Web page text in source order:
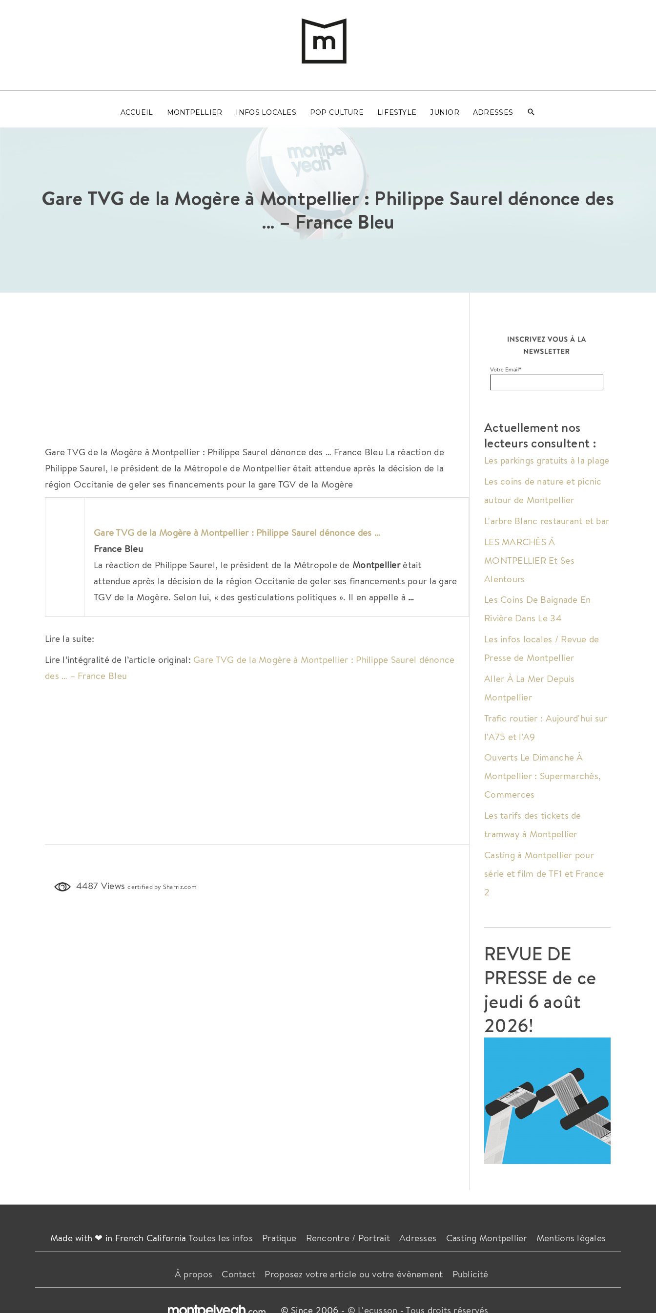
ACCUEIL MONTPELLIER INFOS LOCALES POP CULTURE LIFESTYLE JUNIOR ADRESSES
Gare TVG de la Mogère à Montpellier : Philippe Saurel dénonce des
… – France Bleu
Gare TVG de la Mogère à Montpellier : Philippe Saurel dénonce des … France Bleu La réaction de
Philippe Saurel, le président de la Métropole de Montpellier était attendue après la décision de la
région Occitanie de geler ses financements pour la gare TGV de la Mogère
Gare TVG de la Mogère à Montpellier: Philippe Saurel dénonce des …
France Bleu
La réaction de Philippe Saurel, le président de la Métropole de Montpellierétait
attendue après la décision de la région Occitanie de geler ses financements pour la gare
TGV de la Mogère. Selon lui, « des gesticulations politiques ». Il en appelle à …
Lire la suite:
Lire l’intégralité de l’article original: Gare TVG de la Mogère à Montpellier : Philippe Saurel dénonce
des … – France Bleu
4487 Viewscertified by Sharriz.com
Actuellement nos
lecteurs consultent :
Les parkings gratuits à la plage
Les coins de nature et picnic
autour de Montpellier
L'arbre Blanc restaurant et bar
LES MARCHÉS À
MONTPELLIER Et Ses
Alentours
Les Coins De Baignade En
Rivière Dans Le 34
Les infos locales / Revue de
Presse de Montpellier
Aller À La Mer Depuis
Montpellier
Trafic routier : Aujourd'hui sur
l'A75 et l'A9
Ouverts Le Dimanche À
Montpellier : Supermarchés,
Commerces
Les tarifs des tickets de
tramway à Montpellier
Casting à Montpellier pour
série et film de TF1 et France
2
REVUE DE
PRESSE de ce
jeudi 6 août
2026!
Made with ❤ in French California Toutes les infos Pratique Rencontre / Portrait Adresses Casting Montpellier Mentions légales
À propos Contact Proposez votre article ou votre évènement Publicité
© Since 2006 - © L'ecusson -Tous droits réservés